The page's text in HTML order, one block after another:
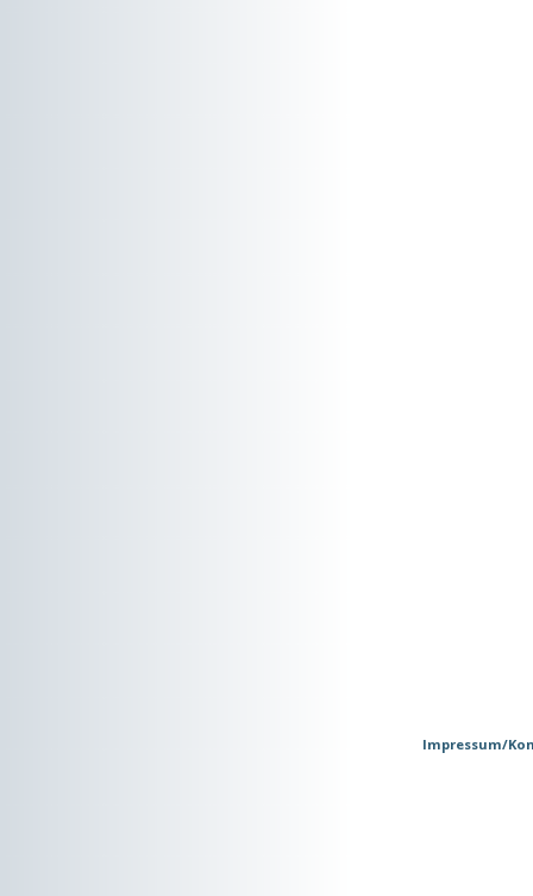
Impressum/